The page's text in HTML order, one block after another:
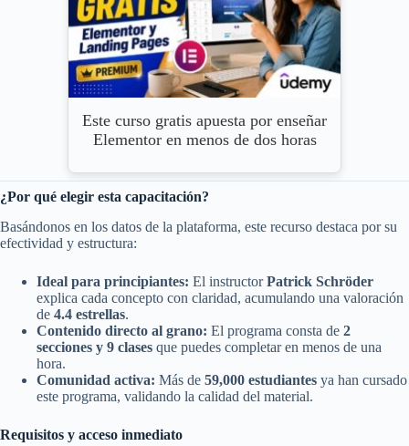
Este curso gratis apuesta por enseñar
Elementor en menos de dos horas
¿Por qué elegir esta capacitación?
Basándonos en los datos de la plataforma, este recurso destaca por su
efectividad y estructura:
Ideal para principiantes: El instructorPatrick Schröder
explica cada concepto con claridad, acumulando una valoración
de 4.4 estrellas.
Contenido directo al grano: El programa consta de 2
secciones y 9 clases que puedes completar en menos de una
hora.
Comunidad activa: Más de 59,000 estudiantes ya han cursado
este programa, validando la calidad del material.
Requisitos y acceso inmediato